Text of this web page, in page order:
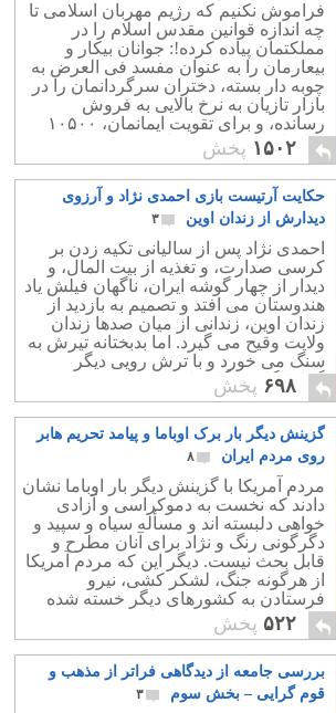
فراموش نکنیم که رژیم مهربان اسلامی تا
چه اندازه قوانین مقدس اسلام را در
مملکتمان پیاده کرده!: جوانان بیکار و
بیعارمان را به عنوان مفسد فی العرض به
چوبه دار بسته، دختران سرگردانمان را در
بازار تازیان به نرخ بالایی به فروش
رسانده، و برای تقویت ایمانمان، ۱۰۵۰۰
امامزاده و تعداد بیشماری مسجد ساخته
است!.
۱۵۰۲ پخش
حکایت آرتیست بازی احمدی نژاد و آرزوی
دیدارش از زندان اوین
۳
احمدی نژاد پس از سالیانی تکیه زدن بر
کرسی صدارت، و تغذیه از بیت المال، و
دیدار از چهار گوشه ایران، ناگهان فیلش یاد
هندوستان می افتد و تصمیم به بازدید از
زندان اوین، زندانی از میان صدها زندان
ولایت وقیح می گیرد. اما بدبختانه تیرش به
سنگ می خورد و با ترش رویی دیگر
گماشتگان درگاه ولایت روبرو می شود.
۶۹۸ پخش
گزینش دیگر بار برک اوباما و پیامد تحریم هابر
روی مردم ایران
۸
مردم آمریکا با گزینش دیگر بار اوباما نشان
دادند که نخست به دموکراسی و آزادی
خواهی دلبسته اند و مسأله سیاه و سپید و
دگرگونی رنگ و نژاد برای آنان مطرح و
قابل بحث نیست. دیگر این که مردم آمریکا
از هرگونه جنگ، لشکر کشی، نیرو
فرستادن به کشورهای دیگر خسته شده
اند، و به صلح و دوستی پای بندند.
۵۲۲ پخش
بررسی جامعه از دیدگاهی فراتر از مذهب و
قوم گرایی – بخش سوم
۳